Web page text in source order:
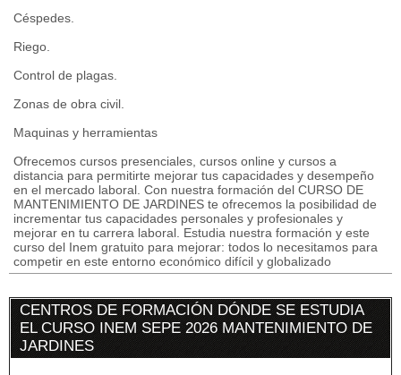
Céspedes.
Riego.
Control de plagas.
Zonas de obra civil.
Maquinas y herramientas
Ofrecemos cursos presenciales, cursos online y cursos a
distancia para permitirte mejorar tus capacidades y desempeño
en el mercado laboral. Con nuestra formación del CURSO DE
MANTENIMIENTO DE JARDINES te ofrecemos la posibilidad de
incrementar tus capacidades personales y profesionales y
mejorar en tu carrera laboral. Estudia nuestra formación y este
curso del Inem gratuito para mejorar: todos lo necesitamos para
competir en este entorno económico difícil y globalizado
CENTROS DE FORMACIÓN DÓNDE SE ESTUDIA
EL CURSO INEM SEPE 2026 MANTENIMIENTO DE
JARDINES